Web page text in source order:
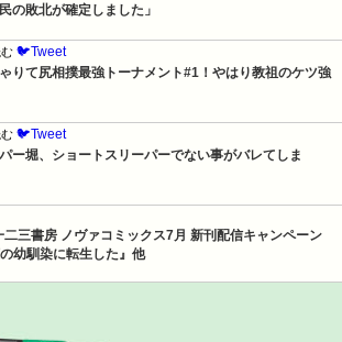
の敗北が確定しました」
🐦Tweet
りて尻相撲最強トーナメント#1！やはり教祖のケツ強
🐦Tweet
ー堀、ショートスリーパーでない事がバレてしま
三書房 ノヴァコミックス7月 新刊配信キャンペーン
幼馴染に転生した』他